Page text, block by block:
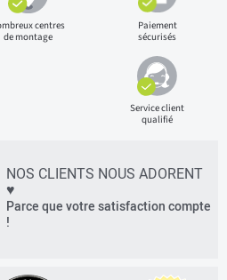
centres
de montage
Paiement
sécurisés
Service client
qualifié
NOS CLIENTS NOUS ADORENT
♥
Parce que votre satisfaction compte
!